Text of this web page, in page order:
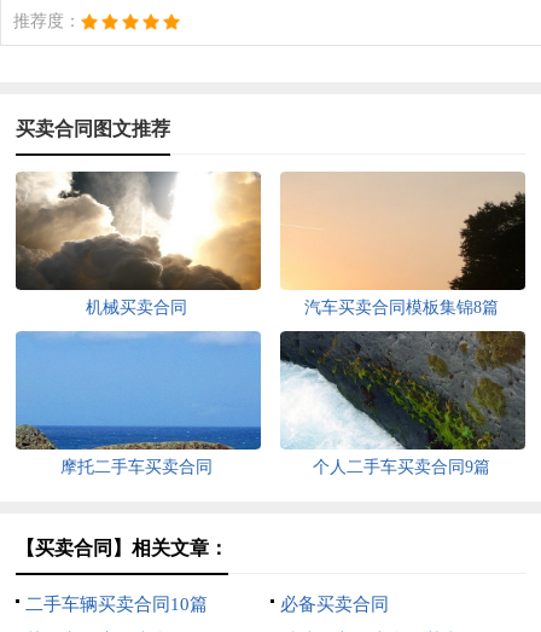
推荐度：
买卖合同图文推荐
机械买卖合同 汽车买卖合同模板集锦8篇
摩托二手车买卖合同 个人二手车买卖合同9篇
【买卖合同】相关文章：
二手车辆买卖合同10篇
必备买卖合同